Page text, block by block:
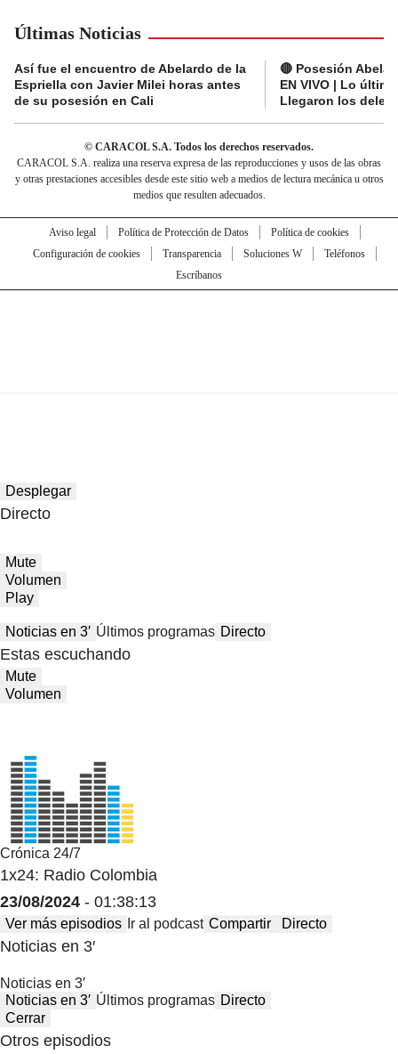
Últimas Noticias
Así fue el encuentro de Abelardo de la
Espriella con Javier Milei horas antes
de su posesión en Cali
🔴 Posesión
EN VIVO | Lo
Llegaron los
© CARACOL S.A. Todos los derechos reservados.
CARACOL S.A. realiza una reserva expresa de las reproducciones y usos de las obras
y otras prestaciones accesibles desde este sitio web a medios de lectura mecánica u otros
medios que resulten adecuados.
Aviso legal Política de Protección de Datos
Política de cookies
Configuración de cookies
Transparencia Soluciones W
Teléfonos
Escríbanos
Desplegar
Directo
Mute
Volumen
Play
Noticias en 3′ Últimos programas Directo
Estas escuchando
Mute
Volumen
Crónica 24/7
1x24: Radio Colombia
23/08/2024 - 01:38:13
Ver más episodios Ir al podcast Compartir Directo
Noticias en 3′
Noticias en 3′
Noticias en 3′ Últimos programas Directo
Cerrar
Otros episodios